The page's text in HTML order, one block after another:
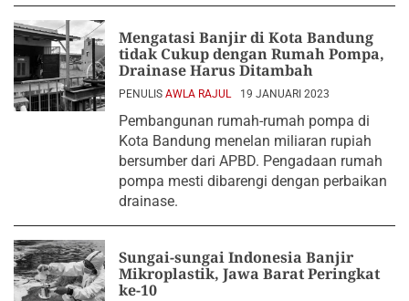
Mengatasi Banjir di Kota Bandung
tidak Cukup dengan Rumah Pompa,
Drainase Harus Ditambah
PENULIS AWLA RAJUL 19 JANUARI 2023
Pembangunan rumah-rumah pompa di
Kota Bandung menelan miliaran rupiah
bersumber dari APBD. Pengadaan rumah
pompa mesti dibarengi dengan perbaikan
drainase.
Sungai-sungai Indonesia Banjir
Mikroplastik, Jawa Barat Peringkat
ke-10